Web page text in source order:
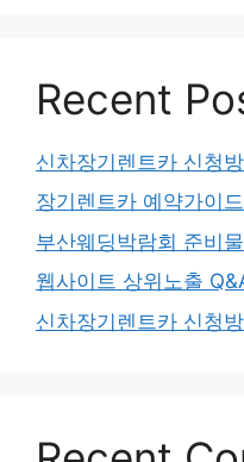
Recent
신차장기렌트카 신청
장기렌트카 예약가이
부산웨딩박람회 준비
웹사이트 상위노출
신차장기렌트카 신청